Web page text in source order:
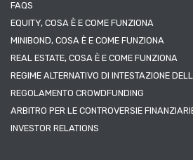
FAQS
EQUITY, COSA È E COME FUNZIONA
MINIBOND, COSA È E COME FUNZIONA
REAL ESTATE, COSA È E COME FUNZIONA
REGIME ALTERNATIVO DI INTESTAZIONE
REGOLAMENTO CROWDFUNDING
ARBITRO PER LE CONTROVERSIE
INVESTOR RELATIONS